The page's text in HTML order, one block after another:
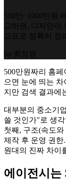
500만~1000만원
교하면, 디자인이
교표로 정확히 정
by 최정원
500만원짜리 홈
으면 눈에 띄는
지만 검색 결과에
대부분의 중소기
쓸 것인가"로 생
첫째, 구조(속도
제작 후 운영 권한
원대의 진짜 차이
에이전시는